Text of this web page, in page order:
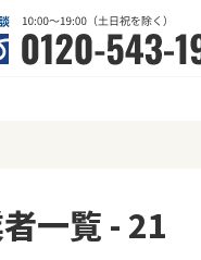
一覧 - 21